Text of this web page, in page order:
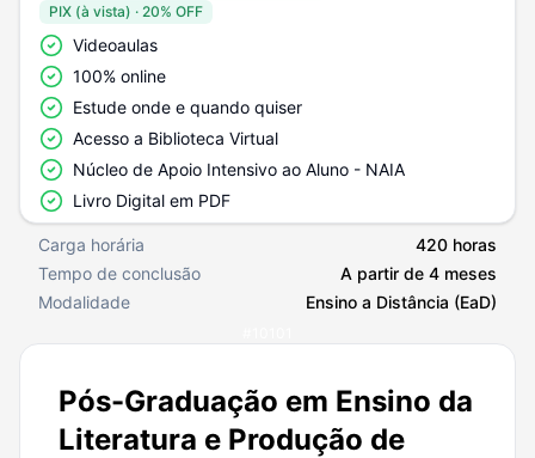
Pós-Graduação em Ensino da
Literatura e Produção de
PIX (à vista) · 20% OFF
Videoaulas
100% online
Estude onde e quando quiser
Acesso a Biblioteca Virtual
Núcleo de Apoio Intensivo ao Aluno - NAIA
Livro Digital em PDF
Carga horária
420 horas
Tempo de conclusão
A partir de 4 meses
Modalidade
Ensino a Distância (EaD)